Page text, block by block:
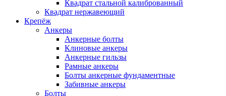
Квадрат стальной калиброванный
Квадрат нержавеющий
Крепёж
Анкеры
Анкерные болты
Клиновые анкеры
Анкерные гильзы
Рамные анкеры
Болты анкерные фундаментные
Забивные анкеры
Болты